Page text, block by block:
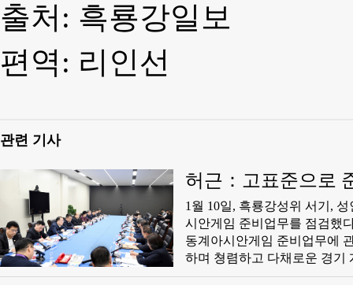
출처: 흑룡강일보
편역: 리인선
관련 기사
허근：고표준으로
최해야
1월 10일, 흑룡강성위 서기,
시안게임 준비업무를 점검했
동계아시안게임 준비업무에
하며 쳥렴하고 다채로운 경기
번 다채로운 스포츠성회를 잘